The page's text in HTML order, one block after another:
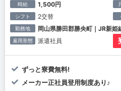
時給 1,500円
シフト 2交替
勤務地 岡山県勝田郡勝央町｜JR新
雇用形態 派遣社員
ずっと寮費無料!
メーカー正社員登用制度あり♪